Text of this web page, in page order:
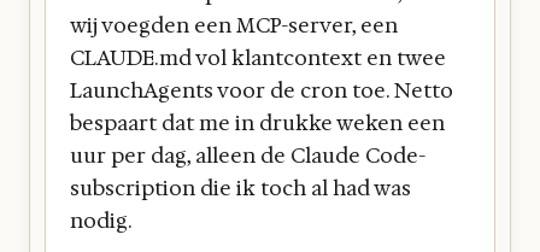
wij voegden een MCP-server, een
CLAUDE.md vol klantcontext en twee
LaunchAgents voor de cron toe. Netto
bespaart dat me in drukke weken een
uur per dag, alleen de Claude Code-
subscription die ik toch al had was
nodig.